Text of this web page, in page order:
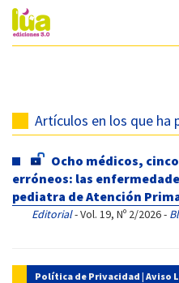
Artículos en los que ha
Ocho médicos,
erróneos: las
pediatra de Atención
Editorial- Vol. 19, Nº 2/2026 -
Política de Privacidad | Aviso